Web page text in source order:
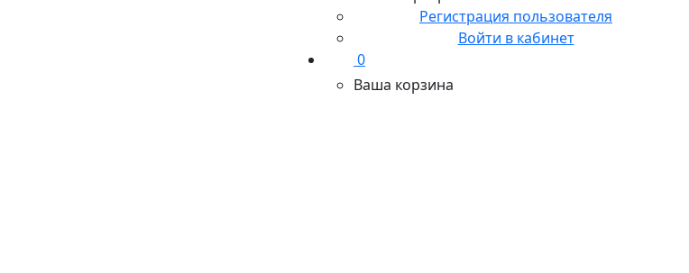
Регистрация пользователя
Войти в кабинет
0
Ваша корзина